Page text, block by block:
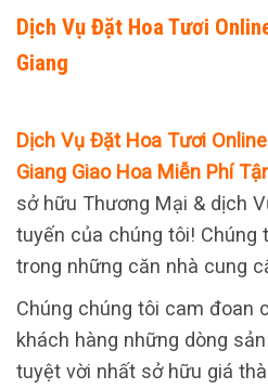
Dịch Vụ Đặt Hoa Tươi
Giang
Dịch Vụ Đặt Hoa Tươi
Giang Giao Hoa Miễn Phí
sở hữu Thương Mại & dịch
tuyến của chúng tôi! Chúng
trong những căn nhà cung
Chúng chúng tôi cam đoan
khách hàng những dòng
tuyệt vời nhất sở hữu giá